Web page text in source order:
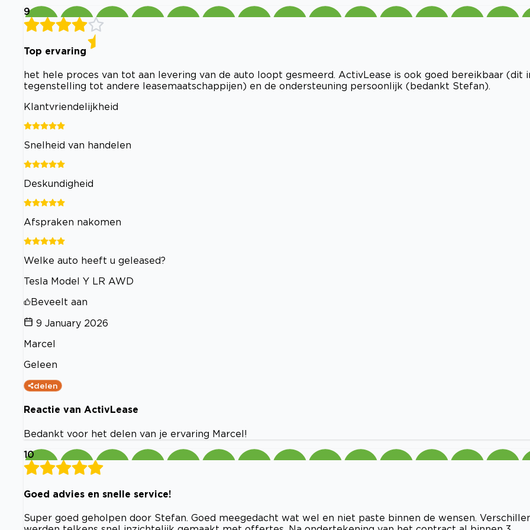
9
Top ervaring
het hele proces van tot aan levering van de auto loopt gesmeerd. ActivLease is ook goed bereikbaar (dit
tegenstelling tot andere leasemaatschappijen) en de ondersteuning persoonlijk (bedankt Stefan).
Klantvriendelijkheid
Snelheid van handelen
Deskundigheid
Afspraken nakomen
Welke auto heeft u geleased?
Tesla Model Y LR AWD
Beveelt aan
9 January 2026
Marcel
Geleen
delen
Reactie van ActivLease
Bedankt voor het delen van je ervaring Marcel!
10
Goed advies en snelle service!
Super goed geholpen door Stefan. Goed meegedacht wat wel en niet paste binnen de wensen.